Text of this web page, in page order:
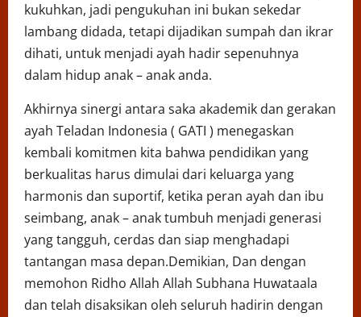
kukuhkan, jadi pengukuhan ini bukan sekedar
lambang didada, tetapi dijadikan sumpah dan ikrar
dihati, untuk menjadi ayah hadir sepenuhnya
dalam hidup anak – anak anda.
Akhirnya sinergi antara saka akademik dan gerakan
ayah Teladan Indonesia ( GATI ) menegaskan
kembali komitmen kita bahwa pendidikan yang
berkualitas harus dimulai dari keluarga yang
harmonis dan suportif, ketika peran ayah dan ibu
seimbang, anak – anak tumbuh menjadi generasi
yang tangguh, cerdas dan siap menghadapi
tantangan masa depan.Demikian, Dan dengan
memohon Ridho Allah Allah Subhana Huwataala
dan telah disaksikan oleh seluruh hadirin dengan